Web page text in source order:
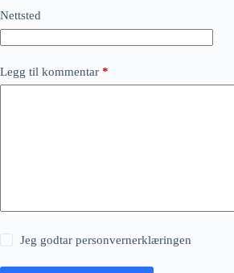
Nettsted
Legg til kommentar *
Jeg godtarpersonvernerklæringen